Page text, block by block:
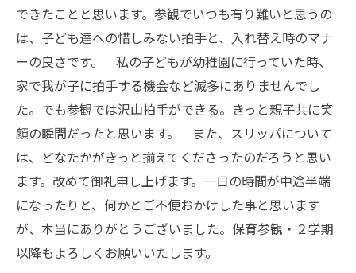
できたことと思います。参観でいつも有り難いと思うの
は、子ども達への惜しみない拍手と、入れ替え時のマナ
ーの良さです。 私の子どもが幼稚園に行っていた時、
家で我が子に拍手する機会など滅多にありませんでし
た。でも参観では沢山拍手ができる。きっと親子共に笑
顔の瞬間だったと思います。 また、スリッパについて
は、どなたかがきっと揃えてくださったのだろうと思い
ます。改めて御礼申し上げます。一日の時間が中途半端
になったりと、何かとご不便おかけした事と思います
が、本当にありがとうございました。保育参観・２学期
以降もよろしくお願いいたします。